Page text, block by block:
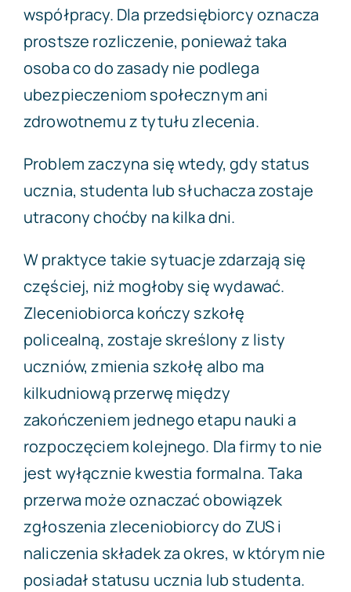
współpracy. Dla przedsiębiorcy oznacza
prostsze rozliczenie, ponieważ taka
osoba co do zasady nie podlega
ubezpieczeniom społecznym ani
zdrowotnemu z tytułu zlecenia.
Problem zaczyna się wtedy, gdy status
ucznia, studenta lub słuchacza zostaje
utracony choćby na kilka dni.
W praktyce takie sytuacje zdarzają się
częściej, niż mogłoby się wydawać.
Zleceniobiorca kończy szkołę
policealną, zostaje skreślony z listy
uczniów, zmienia szkołę albo ma
kilkudniową przerwę między
zakończeniem jednego etapu nauki a
rozpoczęciem kolejnego. Dla firmy to nie
jest wyłącznie kwestia formalna. Taka
przerwa może oznaczać obowiązek
zgłoszenia zleceniobiorcy do ZUS i
naliczenia składek za okres, w którym nie
posiadał statusu ucznia lub studenta.